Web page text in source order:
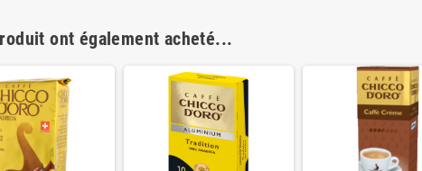
ont également acheté...